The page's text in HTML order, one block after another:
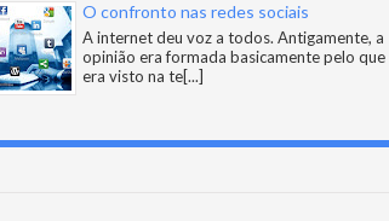
O confronto nas redes sociais
A internet deu voz a todos. Antigamente, a
opinião era formada basicamente pelo que
era visto na te[...]